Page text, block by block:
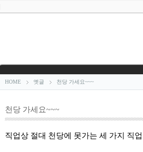
HOME 옛글 천당 가세요~~~
천당 가세요~~~
직업상 절대 천당에 못가는 세 가지 직